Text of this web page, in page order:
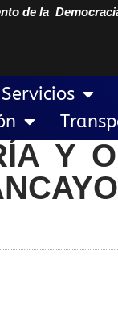
de la
Servicios
Y